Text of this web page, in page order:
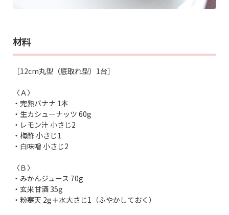
材料
［12cm丸型（底取れ型）1台］
〈Ａ〉
・完熟バナナ 1本
・生カシューナッツ 60g
・レモン汁 小さじ2
・梅酢 小さじ1
・白味噌 小さじ2
〈Ｂ〉
・みかんジュース 70g
・玄米甘酒 35g
・粉寒天 2g＋水大さじ1（ふやかしておく）